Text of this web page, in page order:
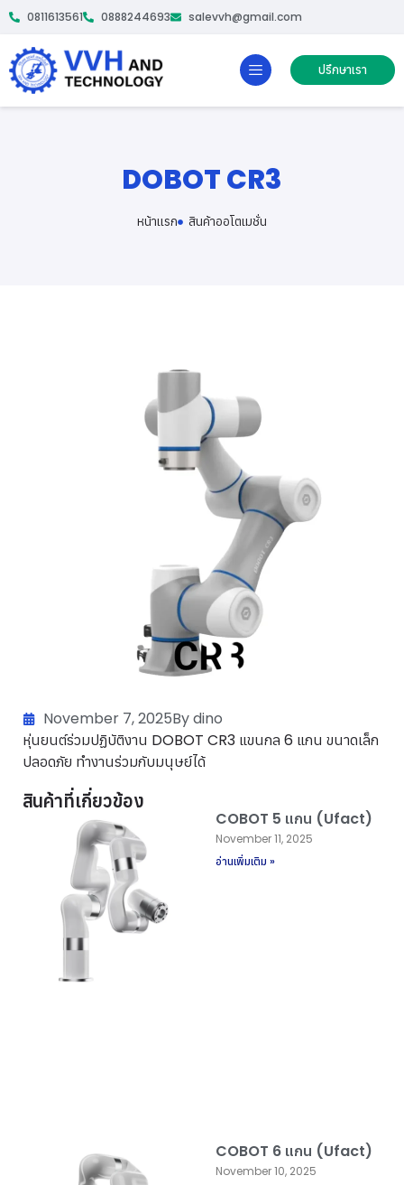
0811613561 0888244693 salevvh@gmail.com
ปรึกษาเรา
DOBOT CR3
หน้าเเรก สินค้าออโตเมชั่น
November 7, 2025By dino
หุ่นยนต์ร่วมปฏิบัติงาน DOBOT CR3 แขนกล 6 แกน ขนาดเล็ก
ปลอดภัย ทำงานร่วมกับมนุษย์ได้
สินค้าที่เกี่ยวข้อง
COBOT 5 แกน (Ufact)
November 11, 2025
อ่านเพิ่มเติม »
COBOT 6 แกน (Ufact)
November 10, 2025